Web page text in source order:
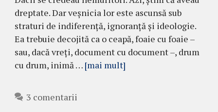
dreptate. Dar veșnicia lor este ascunsă sub
straturi de indiferență, ignoranță și ideologie.
Ea trebuie decojită ca o ceapă, foaie cu foaie –
sau, dacă vreți, document cu document –, drum
cu drum, inimă … [mai mult]
3 comentarii